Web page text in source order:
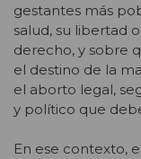
gestantes más
salud, su libertad
derecho, y sobre
el destino de la
el aborto legal,
y político que
En ese contexto,